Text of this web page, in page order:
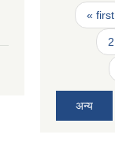
Pages
« first
2
अन्य